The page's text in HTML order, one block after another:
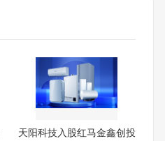
天阳科技入股红马金鑫创投